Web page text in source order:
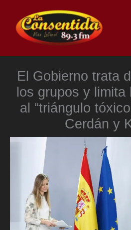
contenido
El Gobierno trata
los grupos y
al “triángulo
Cerdán y